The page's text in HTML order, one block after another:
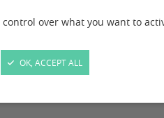
over what you want to
OK, ACCEPT ALL
de structuration et de